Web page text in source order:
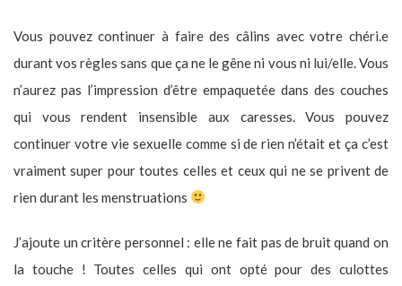
Vous pouvez continuer à faire des câlins avec votre chéri.e
durant vos règles sans que ça ne le gêne ni vous ni lui/elle. Vous
n’aurez pas l’impression d’être empaquetée dans des couches
qui vous rendent insensible aux caresses. Vous pouvez
continuer votre vie sexuelle comme si de rien n’était et ça c’est
vraiment super pour toutes celles et ceux qui ne se privent de
rien durant les menstruations
J’ajoute un critère personnel : elle ne fait pas de bruit quand on
la touche ! Toutes celles qui ont opté pour des culottes